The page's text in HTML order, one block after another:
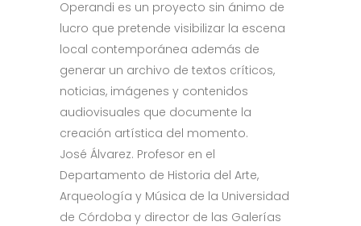
Operandi es un proyecto sin ánimo de
lucro que pretende visibilizar la escena
local contemporánea además de
generar un archivo de textos críticos,
noticias, imágenes y contenidos
audiovisuales que documente la
creación artística del momento.
José Álvarez. Profesor en el
Departamento de Historia del Arte,
Arqueología y Música de la Universidad
de Córdoba y director de las Galerías